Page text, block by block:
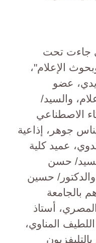
جاءت تحت
الإعلام"،
عضو
والسيد/
الاصطناعي
جوهر، إذاعية
عميد كلية
حسن
حسين
بالجامعة
المصري، أستاذ
المناوي،